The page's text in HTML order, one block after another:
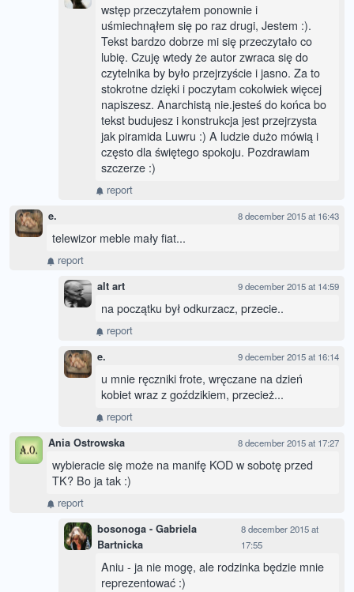
wstęp przeczytałem ponownie i
uśmiechnąłem się po raz drugi, Jestem :).
Tekst bardzo dobrze mi się przeczytało co
lubię. Czuję wtedy że autor zwraca się do
czytelnika by było przejrzyście i jasno. Za to
stokrotne dzięki i poczytam cokolwiek więcej
napiszesz. Anarchistą nie.jesteś do końca bo
tekst budujesz i konstrukcja jest przejrzysta
jak piramida Luwru :) A ludzie dużo mówią i
często dla świętego spokoju. Pozdrawiam
szczerze :)
report
e. 8 december 2015 at 16:43
telewizor meble mały fiat...
report
alt art 9 december 2015 at 14:59
na początku był odkurzacz, przecie..
report
e. 9 december 2015 at 16:14
u mnie ręczniki frote, wręczane na dzień
kobiet wraz z goździkiem, przecież...
report
Ania Ostrowska 8 december 2015 at 17:27
wybieracie się może na manifę KOD w sobotę przed
TK? Bo ja tak :)
report
bosonoga - Gabriela
Bartnicka
8 december 2015 at
17:55
Aniu - ja nie mogę, ale rodzinka będzie mnie
reprezentować :)